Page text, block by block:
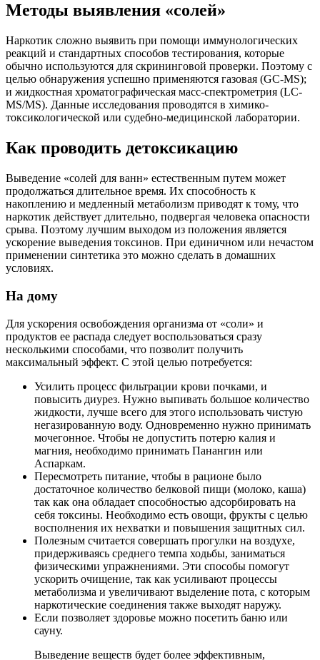
Методы выявления «солей»
Наркотик сложно выявить при помощи иммунологических
реакций и стандартных способов тестирования, которые
обычно используются для скрининговой проверки. Поэтому с
целью обнаружения успешно применяются газовая (GC-MS);
и жидкостная хроматографическая масс-спектрометрия (LC-
MS/MS). Данные исследования проводятся в химико-
токсикологической или судебно-медицинской лаборатории.
Как проводить детоксикацию
Выведение «солей для ванн» естественным путем может
продолжаться длительное время. Их способность к
накоплению и медленный метаболизм приводят к тому, что
наркотик действует длительно, подвергая человека опасности
срыва. Поэтому лучшим выходом из положения является
ускорение выведения токсинов. При единичном или нечастом
применении синтетика это можно сделать в домашних
условиях.
На дому
Для ускорения освобождения организма от «соли» и
продуктов ее распада следует воспользоваться сразу
несколькими способами, что позволит получить
максимальный эффект. С этой целью потребуется:
Усилить процесс фильтрации крови почками, и
повысить диурез. Нужно выпивать большое количество
жидкости, лучше всего для этого использовать чистую
негазированную воду. Одновременно нужно принимать
мочегонное. Чтобы не допустить потерю калия и
магния, необходимо принимать Панангин или
Аспаркам.
Пересмотреть питание, чтобы в рационе было
достаточное количество белковой пищи (молоко, каша)
так как она обладает способностью адсорбировать на
себя токсины. Необходимо есть овощи, фрукты с целью
восполнения их нехватки и повышения защитных сил.
Полезным считается совершать прогулки на воздухе,
придерживаясь среднего темпа ходьбы, заниматься
физическими упражнениями. Эти способы помогут
ускорить очищение, так как усиливают процессы
метаболизма и увеличивают выделение пота, с которым
наркотические соединения также выходят наружу.
Если позволяет здоровье можно посетить баню или
сауну.
Выведение веществ будет более эффективным,